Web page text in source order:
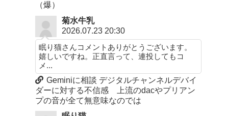
（爆）
菊水牛乳
2026.07.23 20:30
眠り猫さんコメントありがとうございます。
嬉しいですね。正直言って、連投してもコ
メ...
Geminiに相談 デジタルチャンネルデバイ
ダーに対する不信感 上流のdacやプリアン
プの音が全て無意味なのでは